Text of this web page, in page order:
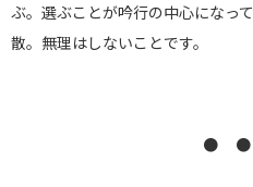
ぶ。選ぶことが吟行の中心になっ
散。無理はしないことです。
●